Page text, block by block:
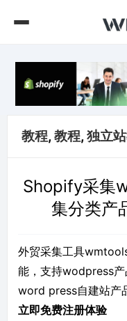
教程,教程,独立
Shopify采集
集分类产
外贸采集工具
能，支持wodpress
word press自建站产
立即免费注册体验